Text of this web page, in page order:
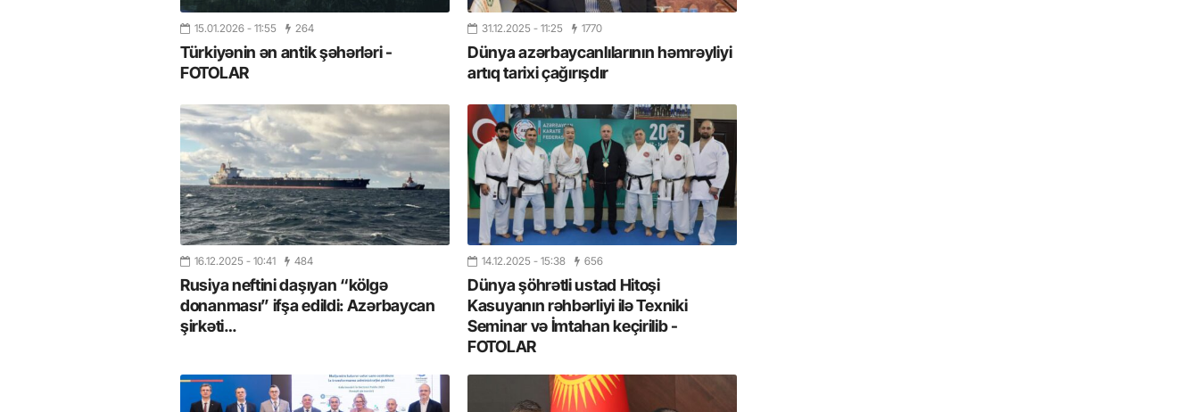
15.01.2026 - 11:55 264
Türkiyənin ən antik şəhərləri -
FOTOLAR
31.12.2025 - 11:25 1770
Dünya azərbaycanlılarının həmrəyliyi
artıq tarixi çağırışdır
16.12.2025 - 10:41 484
Rusiya neftini daşıyan “kölgə
donanması” ifşa edildi: Azərbaycan
şirkəti…
14.12.2025 - 15:38 656
Dünya şöhrətli ustad Hitoşi
Kasuyanın rəhbərliyi ilə Texniki
Seminar və İmtahan keçirilib -
FOTOLAR